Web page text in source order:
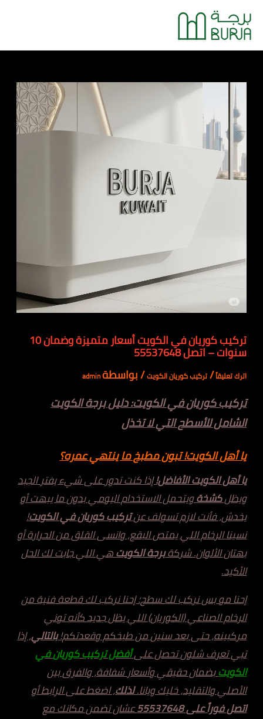
تخطي
إلى
المحتوى
تركيب كوريان في الكويت أسعار متميزة وضمان 10
سنوات – اتصل 55537648
اترك تعليقاً/تركيب كوريان الكويت/ بواسطةadmin
تركيب كوريان في الكويت: دليل برجة الكويت
الشامل للأسطح التي لا تخذل
يا أهل الكويت! تبون مطبخ ما ينتهي عمره؟
يا أهل الكويت الأفاضل!إذا كنت تدور على شيء يفتر الجبد
ويظلكشخةويتحمل الاستخدام اليومي بدون ما يبهت أو
يخدش، فأنت لازم تسولف عنتركيب كوريان في الكويت!
نسينا الرخام اللي يمتص البقع، وانسى القلق من الحرارة أو
بهتان الألوان. شركةبرجة الكويتهي اللي جابت لك الحل
الأكيد.
إحنا مو بس نركب لك سطح؛ إحنا نركب لك قطعة فنية من
الرخام الصناعي (الكوريان) اللي يظل جديد كأنه توني
مركبينه، حتى بعد سنين من طبخكم وقعدتكم!بالتالي، إذا
تبي تعرف شلون تحصل علىأفضل تركيبكوريانفي
الكويتبضمان حقيقي وأسعار شفافة، والفرق بين
الأصلي والتقليد، خليك ويانا.لذلك، اضغط على الرابط أو
اتصل فوراً على 55537648
عشان تضمن مكانك مع